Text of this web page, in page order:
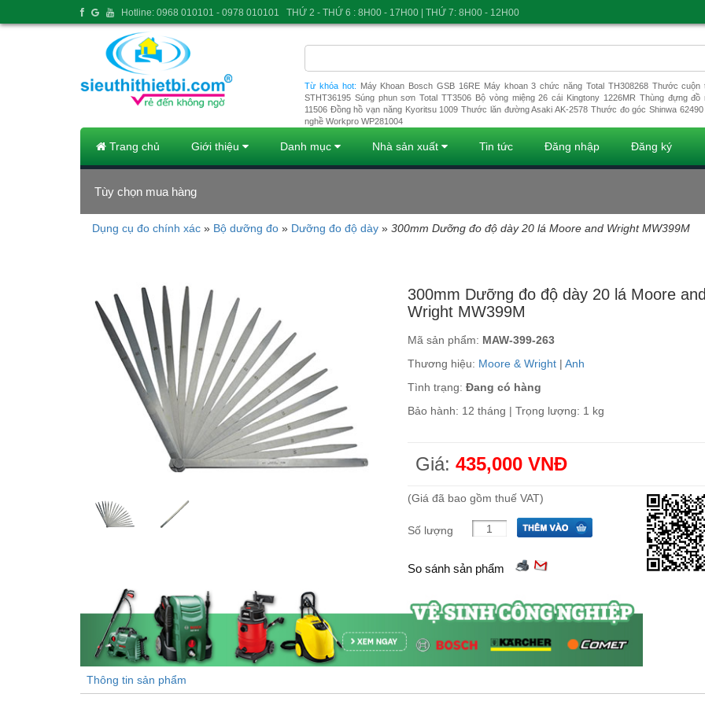
Từ khóa hot: Máy Khoan Bosch GSB 16RE Máy khoan 3 chức năng Total TH308268 Thước cuộn
STHT36195 Súng phun sơn Total TT3506 Bộ vòng miệng 26 cái Kingtony 1226MR Thùng đựng đồ
11506 Đồng hồ vạn năng Kyoritsu 1009 Thước lăn đường Asaki AK-2578 Thước đo góc Shinwa 62490
nghề Workpro WP281004
Trang chủ Giới thiệu Danh mục Nhà sản xuất Tin tức Đăng nhập Đăng ký
Tùy chọn mua hàng
Đang tải dữ liệu
Dụng cụ đo chính xác » Bộ dưỡng đo » Dưỡng đo độ dày » 300mm Dưỡng đo độ dày 20 lá Moore and Wright MW399M
300mm Dưỡng đo độ dày 20 lá Moore and
Wright MW399M
Mã sản phẩm: MAW-399-263
Thương hiệu: Moore & Wright |Anh
Tình trạng: Đang có hàng
Bảo hành: 12 tháng | Trọng lượng: 1 kg
Giá:435,000 VNĐ
(Giá đã bao gồm thuế VAT)
Số lượng
So sánh sản phẩm
Thông tin sản phẩm
Hotline: 0968 010101 - 0978 010101 THỨ 2 - THỨ 6 : 8H00 - 17H00 | THỨ 7: 8H00 - 12H00